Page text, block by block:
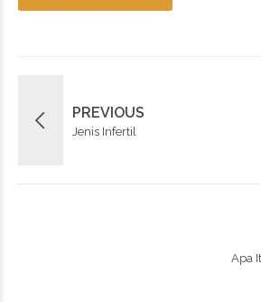
PREVIOUS
Jenis Infertil
Apa